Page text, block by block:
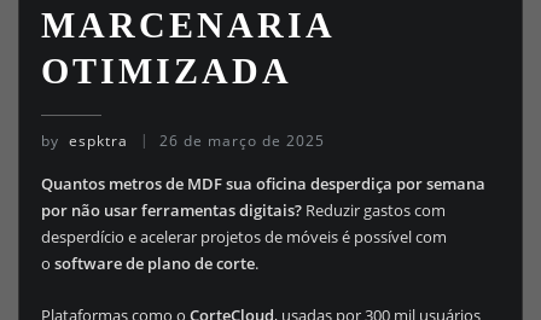
MARCENARIA
OTIMIZADA
by espktra 26 de março de 2025
Quantos metros de MDF sua oficina desperdiça por semana
por não usar ferramentas digitais?Reduzir gastos com
desperdício e acelerar projetos de móveis é possível com
o software de plano de corte.
Plataformas como o CorteCloud, usadas por 300 mil usuários